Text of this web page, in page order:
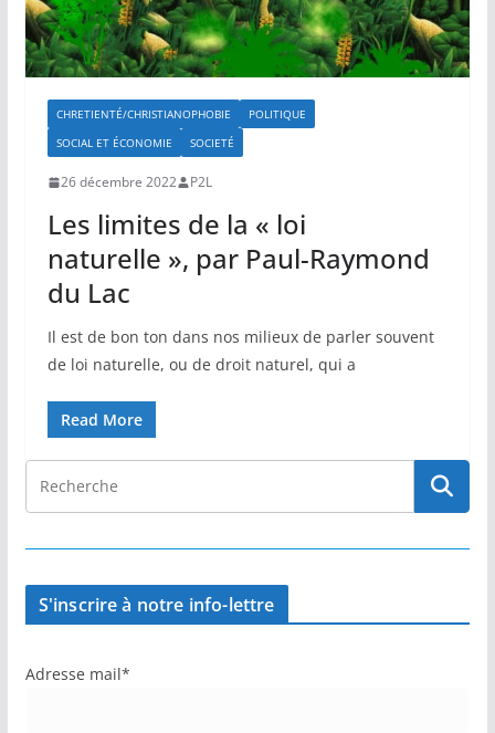
CHRETIENTÉ/CHRISTIANOPHOBIE
POLITIQUE
SOCIAL ET ÉCONOMIE
SOCIETÉ
26 décembre 2022 P2L
Les limites de la « loi
naturelle », par Paul-Raymond
du Lac
Il est de bon ton dans nos milieux de parler souvent
de loi naturelle, ou de droit naturel, qui a
Read More
S'inscrire à notre info-lettre
Adresse mail*